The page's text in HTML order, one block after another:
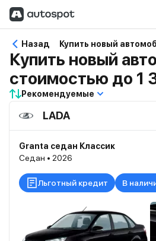
Назад
Купить новый
стоимостью до 1
Рекомендуемые
LADA
Granta седан Классик
Седан • 2026
Льготный кредит В